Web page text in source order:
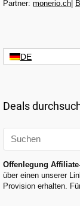
Partner: monerio.ch
DE
Deals
Offenlegung
über einen unserer
Provision erhalten.